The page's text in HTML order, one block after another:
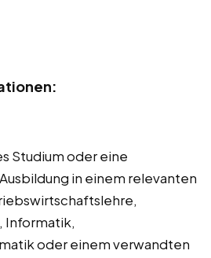
Studium oder eine
in einem relevanten
Informatik,
oder einem verwandten